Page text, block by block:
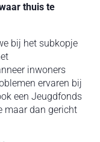
thuis te
bij het subkopje
inwoners
ervaren bij
een Jeugdfonds
maar dan gericht